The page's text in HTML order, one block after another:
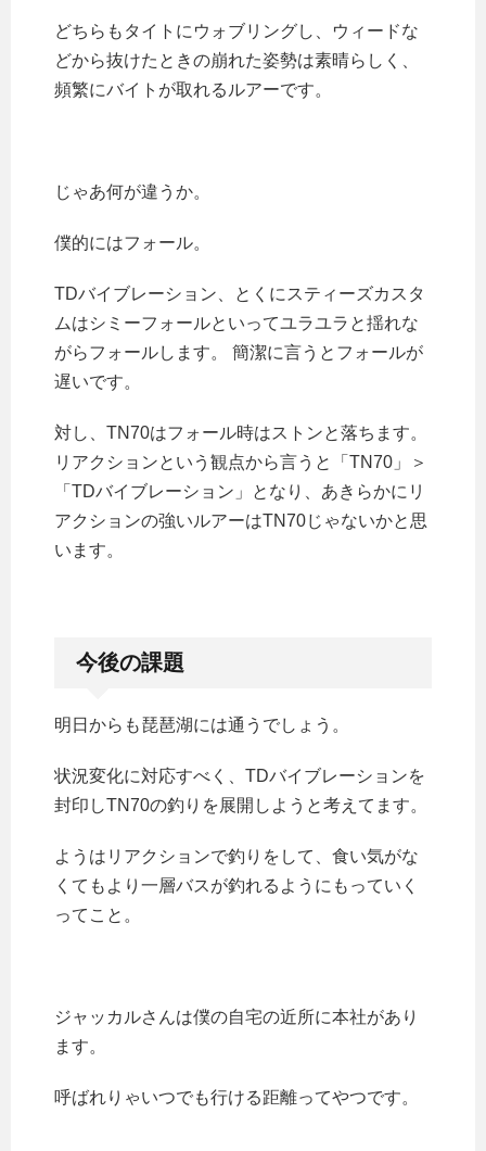
どちらもタイトにウォブリングし、ウィードな
どから抜けたときの崩れた姿勢は素晴らしく、
頻繁にバイトが取れるルアーです。
じゃあ何が違うか。
僕的にはフォール。
TDバイブレーション、とくにスティーズカスタ
ムはシミーフォールといってユラユラと揺れな
がらフォールします。 簡潔に言うとフォールが
遅いです。
対し、TN70はフォール時はストンと落ちます。
リアクションという観点から言うと「TN70」＞
「TDバイブレーション」となり、あきらかにリ
アクションの強いルアーはTN70じゃないかと思
います。
今後の課題
明日からも琵琶湖には通うでしょう。
状況変化に対応すべく、TDバイブレーションを
封印しTN70の釣りを展開しようと考えてます。
ようはリアクションで釣りをして、食い気がな
くてもより一層バスが釣れるようにもっていく
ってこと。
ジャッカルさんは僕の自宅の近所に本社があり
ます。
呼ばれりゃいつでも行ける距離ってやつです。